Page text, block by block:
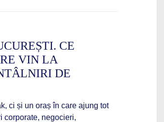
CE
VIN LA
DE
ci și un oraș în care ajung tot
corporate, negocieri,